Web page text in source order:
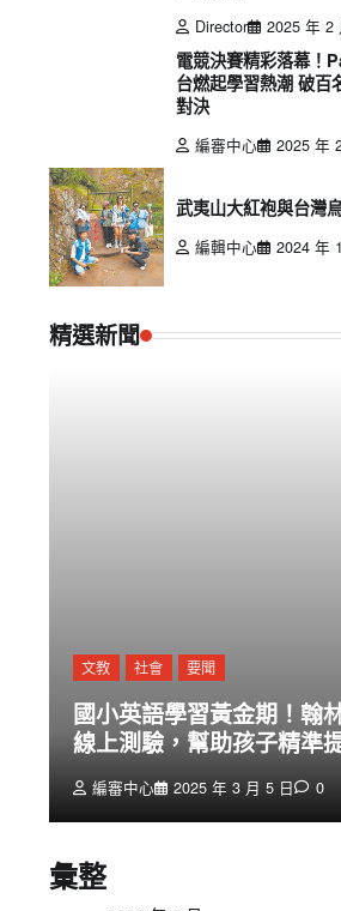
Director 2025 年 2
電競決賽精彩落幕！
台燃起學習熱潮 破百
對決
編審中心 2025 年
武夷山大紅袍與台灣
編輯中心 2024 年
精選新聞
文教 社會 要聞
國小英語學習黃金期！翰
線上測驗，幫助孩子精準
編審中心 2025 年 3 月 5 日 0
彙整